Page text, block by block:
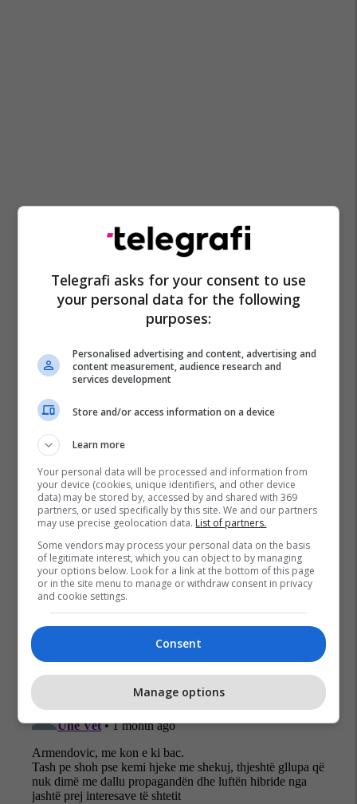
Telegrafi asks for your consent to use
your personal data for the following
purposes:
Personalised advertising and content, advertising and
content measurement, audience research and
services development
Store and/or access information on a device
Learn more
Your personal data will be processed and information from
your device (cookies, unique identifiers, and other device
data) may be stored by, accessed by and shared with 369
partners, or used specifically by this site. We and our partners
may use precise geolocation data. List of partners.
Some vendors may process your personal data on the basis
of legitimate interest, which you can object to by managing
your options below. Look for a link at the bottom of this page
or in the site menu to manage or withdraw consent in privacy
and cookie settings.
Consent
Manage options